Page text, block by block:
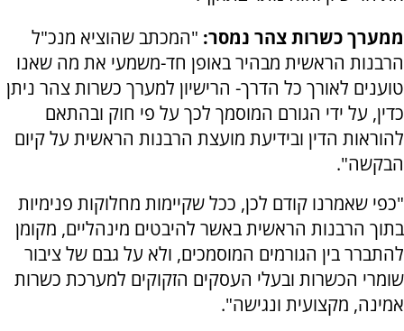
ממערך כשרות צהר נמסר: "המכתב שהוציא מנכ"ל
הרבנות הראשית מבהיר באופן חד-משמעי את מה שאנו
טוענים לאורך כל הדרך- הרישיון למערך כשרות צהר ניתן
כדין, על ידי הגורם המוסמך לכך על פי חוק ובהתאם
להוראות הדין ובידיעת מועצת הרבנות הראשית על קיום
הבקשה".
"כפי שאמרנו קודם לכן, ככל שקיימות מחלוקות פנימיות
בתוך הרבנות הראשית באשר להיבטים מינהליים, מקומן
להתברר בין הגורמים המוסמכים, ולא על גבם של ציבור
שומרי הכשרות ובעלי העסקים הזקוקים למערכת כשרות
אמינה, מקצועית ונגישה".